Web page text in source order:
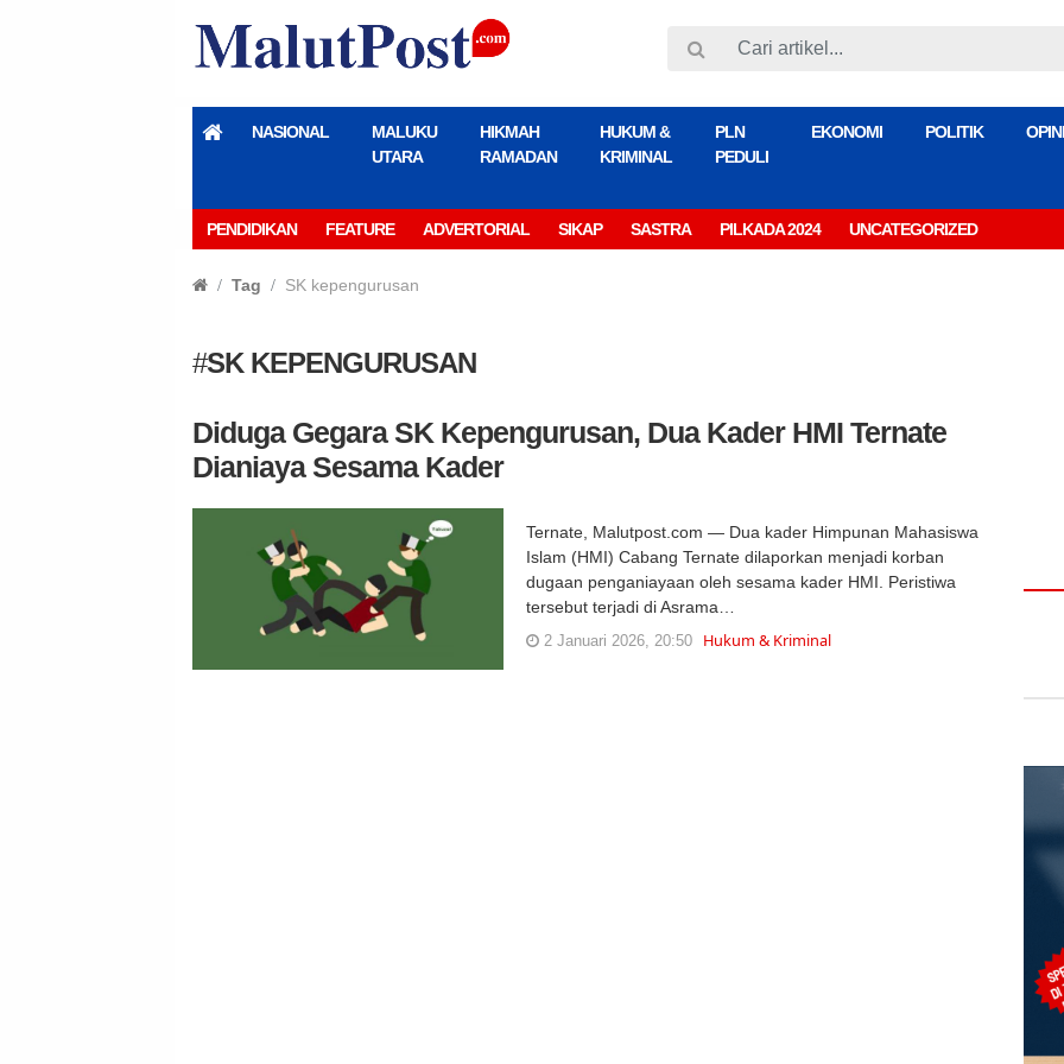
NASIONAL
MALUKU
UTARA
HIKMAH
RAMADAN
HUKUM &
KRIMINAL
PLN
PEDULI
EKONOMI POLITIK OPINI
PENDIDIKAN FEATURE ADVERTORIAL SIKAP SASTRA PILKADA 2024 UNCATEGORIZED
Tag SK kepengurusan
#SK KEPENGURUSAN
Diduga Gegara SK Kepengurusan, Dua Kader HMI Ternate
Dianiaya Sesama Kader
Ternate, Malutpost.com — Dua kader Himpunan Mahasiswa
Islam (HMI) Cabang Ternate dilaporkan menjadi korban
dugaan penganiayaan oleh sesama kader HMI. Peristiwa
tersebut terjadi di Asrama…
2 Januari 2026, 20:50 Hukum & Kriminal